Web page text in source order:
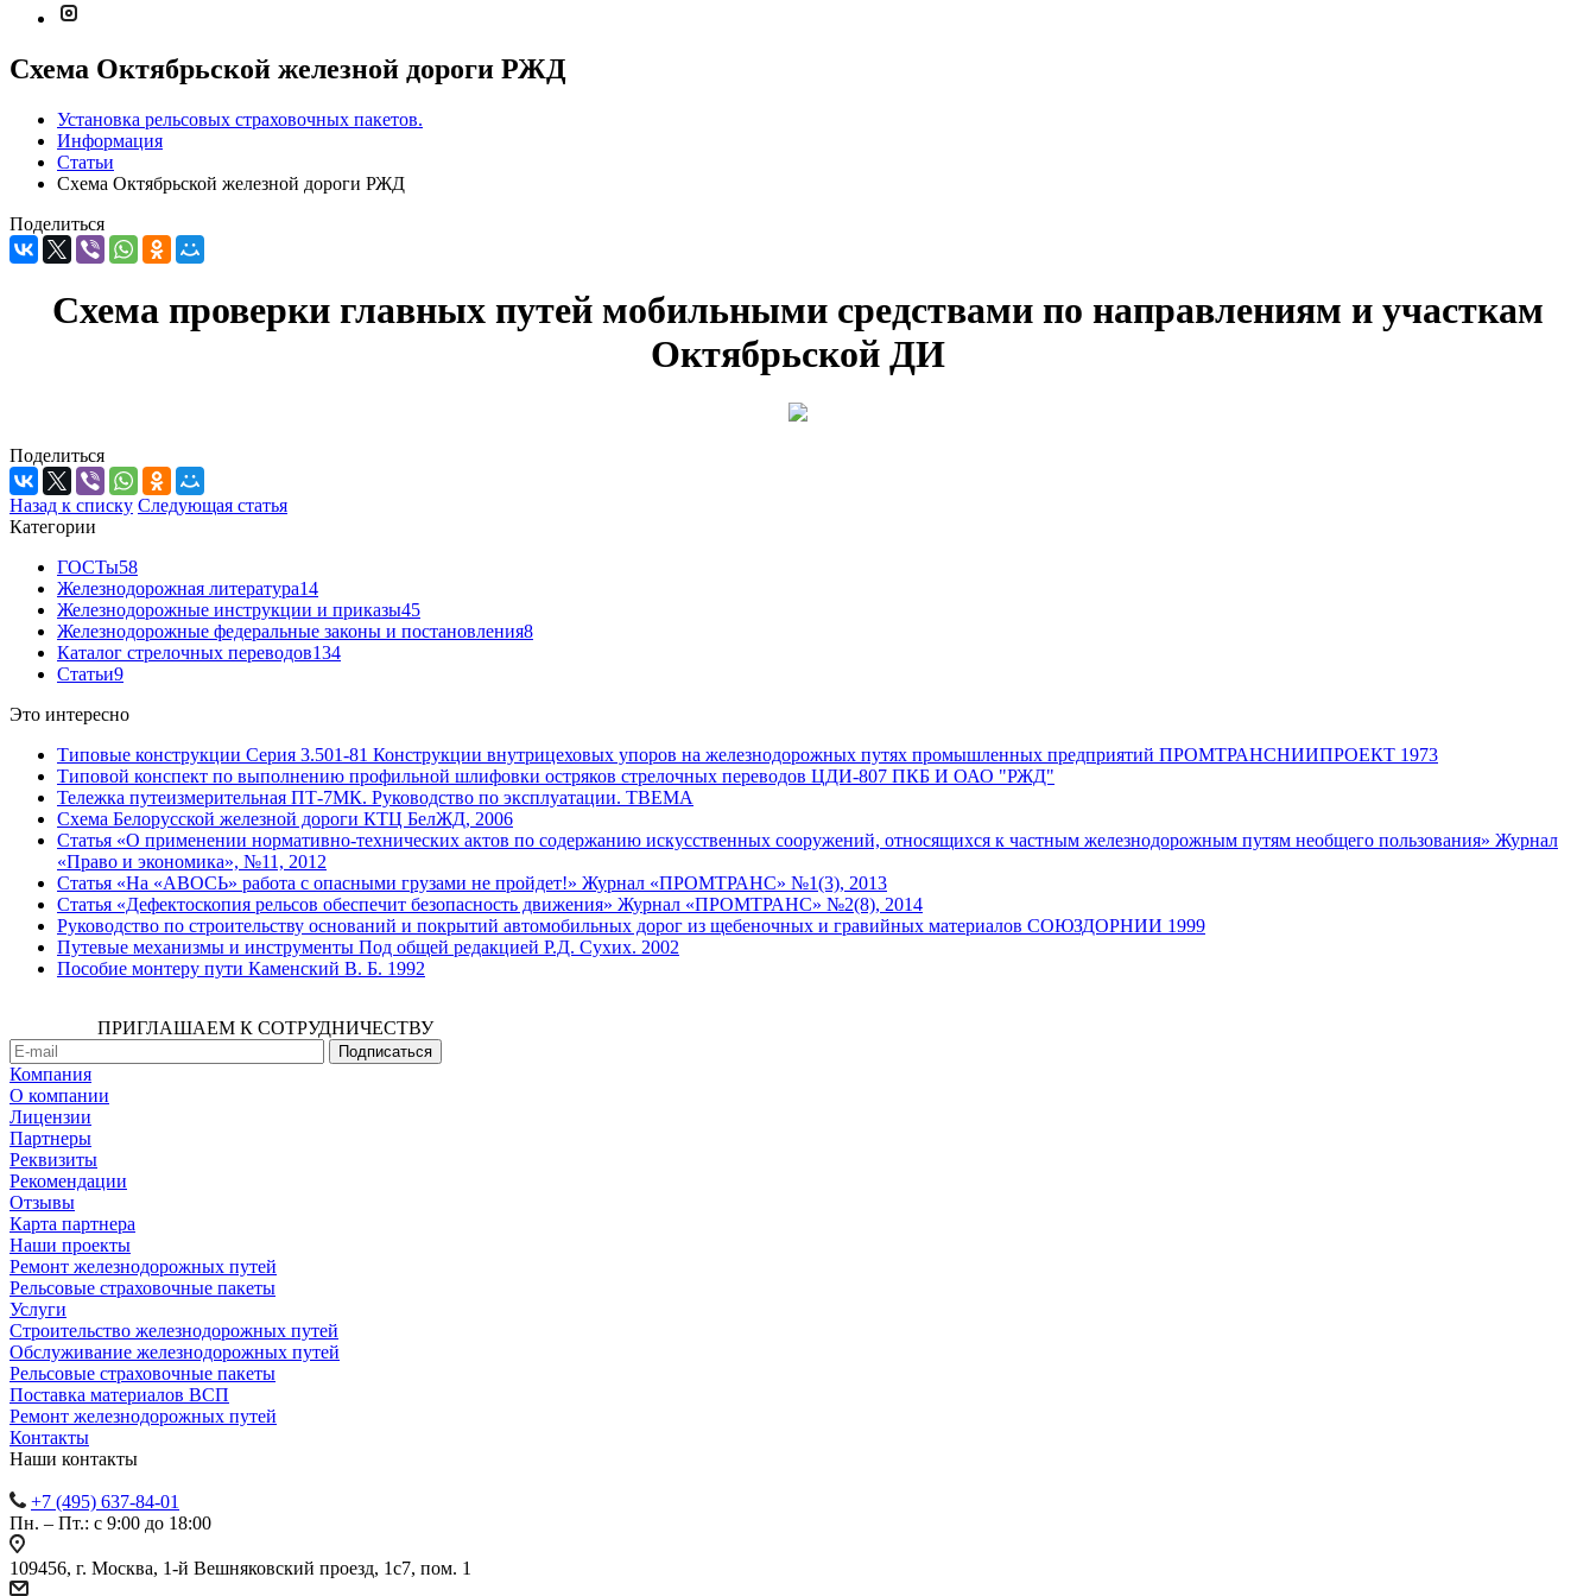
Схема Октябрьской железной дороги РЖД
Установка рельсовых страховочных пакетов.
Информация
Статьи
Схема Октябрьской железной дороги РЖД
Поделиться
Схема проверки главных путей мобильными средствами по направлениям и участкам
Октябрьской ДИ
Поделиться
Назад к списку Следующая статья
Категории
ГОСТы58
Железнодорожная литература14
Железнодорожные инструкции и приказы45
Железнодорожные федеральные законы и постановления8
Каталог стрелочных переводов134
Статьи9
Это интересно
Типовые конструкции Серия 3.501-81 Конструкции внутрицеховых упоров на железнодорожных путях промышленных предприятий ПРОМТРАНСНИИПРОЕКТ 1973
Типовой конспект по выполнению профильной шлифовки остряков стрелочных переводов ЦДИ-807 ПКБ И ОАО "РЖД"
Тележка путеизмерительная ПТ-7МК. Руководство по эксплуатации. ТВЕМА
Схема Белорусской железной дороги КТЦ БелЖД, 2006
Статья «О применении нормативно-технических актов по содержанию искусственных сооружений, относящихся к частным железнодорожным путям необщего пользования» Журнал
«Право и экономика», №11, 2012
Статья «На «АВОСЬ» работа с опасными грузами не пройдет!» Журнал «ПРОМТРАНС» №1(3), 2013
Статья «Дефектоскопия рельсов обеспечит безопасность движения» Журнал «ПРОМТРАНС» №2(8), 2014
Руководство по строительству оснований и покрытий автомобильных дорог из щебеночных и гравийных материалов СОЮЗДОРНИИ 1999
Путевые механизмы и инструменты Под общей редакцией Р.Д. Сухих. 2002
Пособие монтеру пути Каменский В. Б. 1992
ПРИГЛАШАЕМ К СОТРУДНИЧЕСТВУ
Компания
О компании
Лицензии
Партнеры
Реквизиты
Рекомендации
Отзывы
Карта партнера
Наши проекты
Ремонт железнодорожных путей
Рельсовые страховочные пакеты
Услуги
Строительство железнодорожных путей
Обслуживание железнодорожных путей
Рельсовые страховочные пакеты
Поставка материалов ВСП
Ремонт железнодорожных путей
Контакты
Наши контакты
+7 (495) 637-84-01
Пн. – Пт.: с 9:00 до 18:00
109456, г. Москва, 1-й Вешняковский проезд, 1с7, пом. 1